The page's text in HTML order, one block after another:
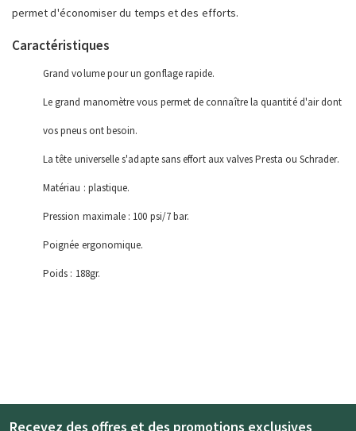
permet d'économiser du temps et des efforts.
Caractéristiques
Grand volume pour un gonflage rapide.
Le grand manomètre vous permet de connaître la quantité d'air dont
vos pneus ont besoin.
La tête universelle s'adapte sans effort aux valves Presta ou Schrader.
Matériau : plastique.
Pression maximale : 100 psi/7 bar.
Poignée ergonomique.
Poids : 188gr.
Recevez des offres et des promotions exclusives